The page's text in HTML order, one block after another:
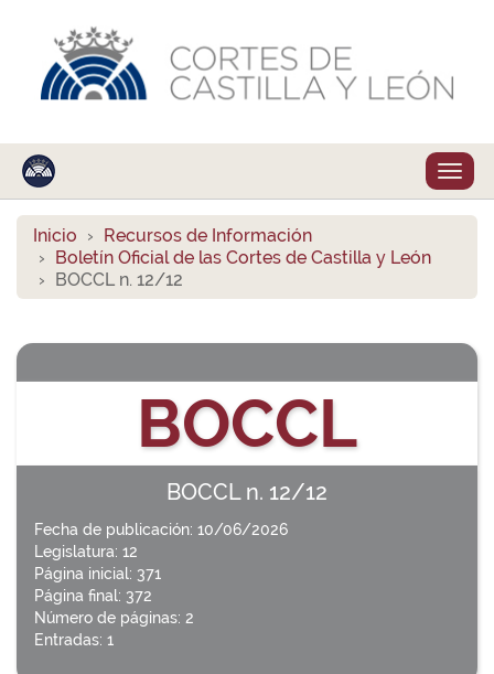
Inicio
Recursos de Información
Boletín Oficial de las Cortes de Castilla y León
BOCCL n. 12/12
BOCCL
BOCCL n. 12/12
Fecha de publicación: 10/06/2026
Legislatura: 12
Página inicial: 371
Página final: 372
Número de páginas: 2
Entradas: 1